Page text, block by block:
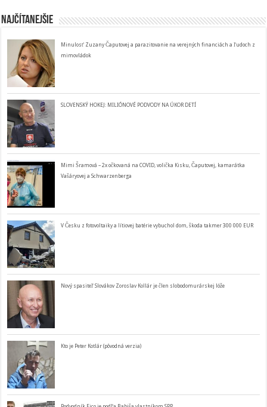
Najčítanejšie
Minulosť Zuzany Čaputovej a parazitovanie na verejných financiách a ľudoch z
mimovládok
SLOVENSKÝ HOKEJ: MILIÓNOVÉ PODVODY NA ÚKOR DETÍ
Mimi Šramová – 2x očkovaná na COVID, volička Kisku, Čaputovej, kamarátka
Vašáryovej a Schwarzenberga
V Česku z fotovoltaiky a lítiovej batérie vybuchol dom, škoda takmer 300 000 EUR
Nový spasiteľ Slovákov Zoroslav Kollár je člen slobodomurárskej lóže
Kto je Peter Kotlár (pôvodná verzia)